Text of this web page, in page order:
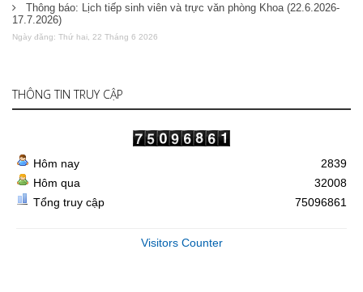
Thông báo: Lịch tiếp sinh viên và trực văn phòng Khoa (22.6.2026-
17.7.2026)
Ngày đăng: Thứ hai, 22 Tháng 6 2026
THÔNG TIN TRUY CẬP
Hôm nay
Hôm qua
Tổng truy cập
2839
32008
75096861
Visitors Counter